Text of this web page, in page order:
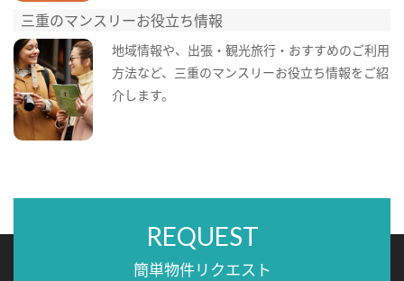
三重のマンスリーお役立ち情報
地域情報や、出張・観光旅行・おすすめのご利用
方法など、三重のマンスリーお役立ち情報をご紹
介します。
REQUEST
簡単物件リクエスト